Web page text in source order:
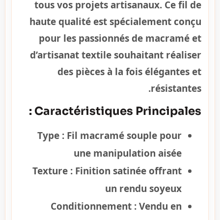
tous vos projets artisanaux. Ce fil de
haute qualité est spécialement conçu
pour les passionnés de macramé et
d’artisanat textile souhaitant réaliser
des pièces à la fois élégantes et
résistantes.
Caractéristiques Principales :
Type : Fil macramé souple pour
une manipulation aisée
Texture : Finition satinée offrant
un rendu soyeux
Conditionnement :Vendu en